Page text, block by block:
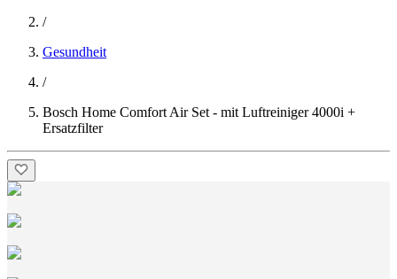
/
Gesundheit
/
Bosch Home Comfort Air Set - mit Luftreiniger 4000i +
Ersatzfilter